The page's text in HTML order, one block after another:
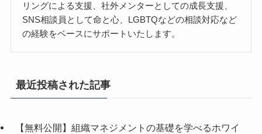
リングによる支援、社外メンターとしての成長支援、
SNS相談員として命と心、LGBTQなどの相談対応など
の経験をベースにサポートいたします。
最近投稿された記事
【無料公開】組織マネジメントの基礎を学べるホワイ